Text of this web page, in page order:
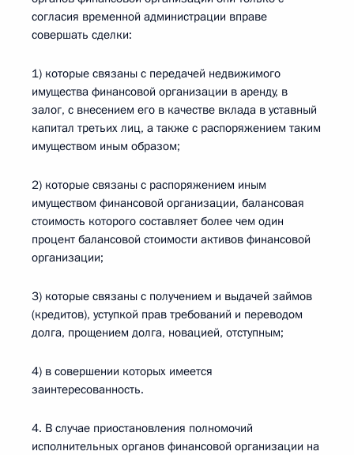
согласия временной администрации вправе
совершать сделки:
1) которые связаны с передачей недвижимого
имущества финансовой организации в аренду, в
залог, с внесением его в качестве вклада в уставный
капитал третьих лиц, а также с распоряжением таким
имуществом иным образом;
2) которые связаны с распоряжением иным
имуществом финансовой организации, балансовая
стоимость которого составляет более чем один
процент балансовой стоимости активов финансовой
организации;
3) которые связаны с получением и выдачей займов
(кредитов), уступкой прав требований и переводом
долга, прощением долга, новацией, отступным;
4) в совершении которых имеется
заинтересованность.
4. В случае приостановления полномочий
исполнительных органов финансовой организации на